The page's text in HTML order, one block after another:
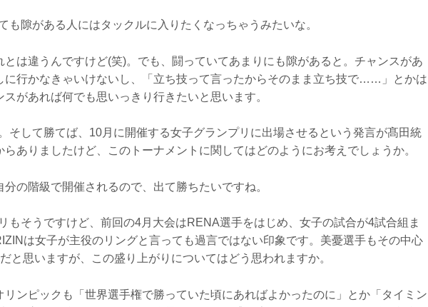
も隙がある人にはタックルに入りたくなっちゃうみたいな。
は違うんですけど(笑)。でも、闘っていてあまりにも隙があると。チャンスがあ
に行かなきゃいけないし、「立ち技って言ったからそのまま立ち技で……」とかは
スがあれば何でも思いっきり行きたいと思います。
そして勝てば、10月に開催する女子グランプリに出場させるという発言が髙田統
ありましたけど、このトーナメントに関してはどのようにお考えでしょうか。
の階級で開催されるので、出て勝ちたいですね。
もそうですけど、前回の4月大会はRENA選手をはじめ、女子の試合が4試合組ま
は女子が主役のリングと言っても過言ではない印象です。美憂選手もその中心
と思いますが、この盛り上がりについてはどう思われますか。
ンピックも「世界選手権で勝っていた頃にあればよかったのに」とか「タイミン